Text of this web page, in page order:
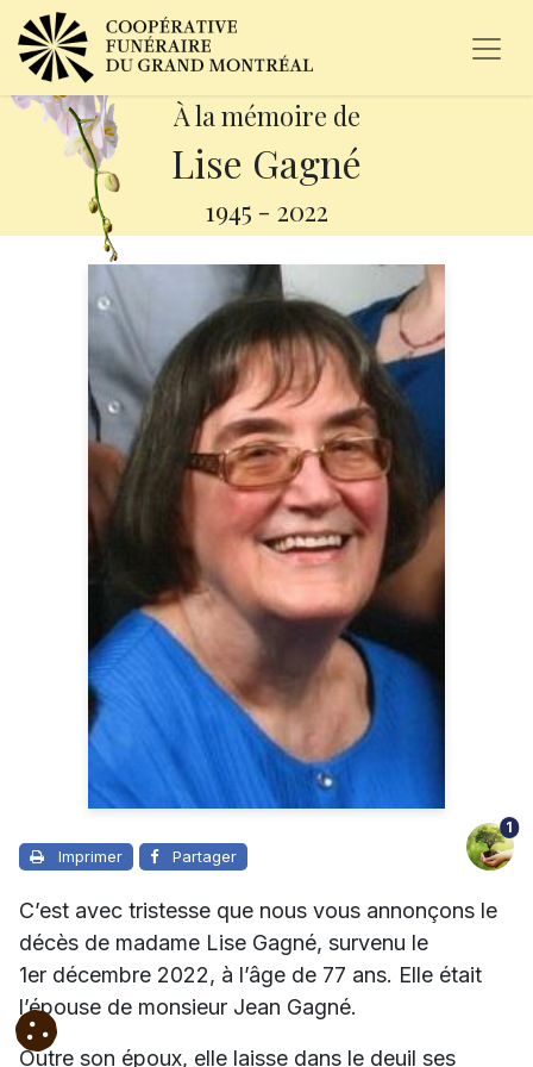
À la mémoire de
Lise Gagné
1945 - 2022
Imprimer Partager
1
C’est avec tristesse que nous vous annonçons le
décès de madame Lise Gagné, survenu le
1er décembre 2022, à l’âge de 77 ans. Elle était
l’épouse de monsieur Jean Gagné.
Outre son époux, elle laisse dans le deuil ses